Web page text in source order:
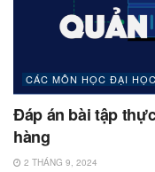
CÁC MÔN HỌC ĐẠI HỌC
Đáp án bài tập
hàng
2 THÁNG 9, 2024